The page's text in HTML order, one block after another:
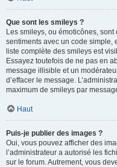
Que sont les smileys ?
Les smileys, ou émoticônes,
sentiments avec un code simple,
liste complète des smileys est
Essayez toutefois de ne pas en
message illisible et un
d’effacer le message.
maximum de smileys par
Haut
Puis-je publier des images ?
Oui, vous pouvez afficher des
l’administrateur a autorisé les
sur le forum. Autrement, vous